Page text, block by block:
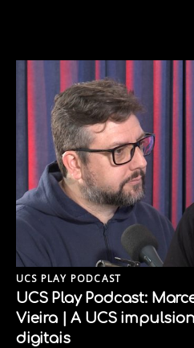
UCS PLAY PODCAST
UCS Play Podcast:
Vieira | A UCS
digitais